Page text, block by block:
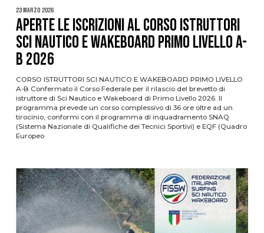
23 Marzo 2026
APERTE LE ISCRIZIONI AL CORSO ISTRUTTORI
SCI NAUTICO E WAKEBOARD PRIMO LIVELLO A-
B 2026
CORSO ISTRUTTORI SCI NAUTICO E WAKEBOARD PRIMO LIVELLO
A-B Confermato il Corso Federale per il rilascio del brevetto di
istruttore di Sci Nautico e Wakeboard di Primo Livello 2026. Il
programma prevede un corso complessivo di 36 ore oltre ad un
tirocinio, conformi con il programma di inquadramento SNAQ
(Sistema Nazionale di Qualifiche dei Tecnici Sportivi) e EQF (Quadro
Europeo